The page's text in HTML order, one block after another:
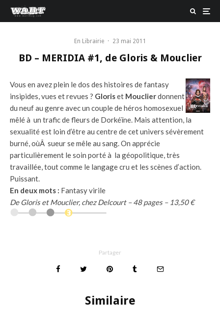
En Librairie · 23 mai 2011
BD – MERIDIA #1, de Gloris & Mouclier
Vous en avez plein le dos des histoires de fantasy
insipides, vues et revues ? Gloriset Mouclierdonnent
du neuf au genre avec un couple de héros homosexuel
mêlé à un trafic de fleurs de Dorkéïne. Mais attention, la
sexualité est loin d’être au centre de cet univers sévèrement
burné, oùÂ sueur se mêle au sang. On apprécie
particulièrement le soin porté à la géopolitique, très
travaillée, tout comme le langage cru et les scènes d’action.
Puissant.
En deux mots : Fantasy virile
De Gloris et Mouclier, chez Delcourt – 48 pages – 13,50 €
Partager
Similaire